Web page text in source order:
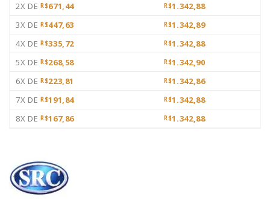
2X DE R$671,44 R$1.342,88
3X DE R$447,63 R$1.342,89
4X DE R$335,72 R$1.342,88
5X DE R$268,58 R$1.342,90
6X DE R$223,81 R$1.342,86
7X DE R$191,84 R$1.342,88
8X DE R$167,86 R$1.342,88